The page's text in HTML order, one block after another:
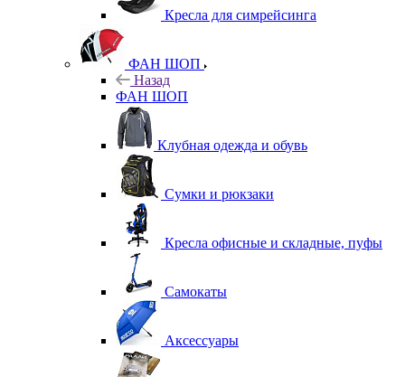
Кресла для симрейсинга
ФАН ШОП
Назад
ФАН ШОП
Клубная одежда и обувь
Сумки и рюкзаки
Кресла офисные и складные, пуфы
Самокаты
Аксессуары